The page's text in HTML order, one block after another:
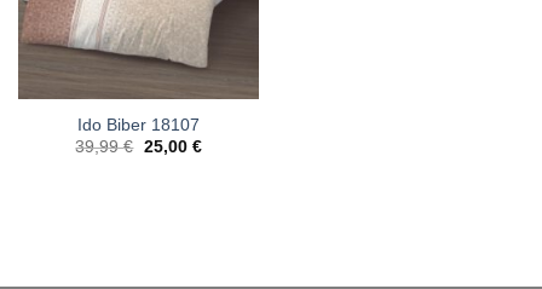
Ido Biber 18107
39,99€ Ursprünglicher
25,00 €Aktueller